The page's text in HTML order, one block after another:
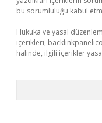
bu sorumluluğu kabul
Hukuka ve yasal
içerikleri,
halinde, ilgili içerikler